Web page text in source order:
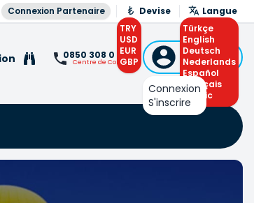
Connexion Partenaire
Devise
TRY
USD
EUR
GBP
Langue
Türkçe
English
Deutsch
Nederlands
Español
Français
Arabic
0850 308 0 308
Centre de Contact
Connexion
ou S'inscrire
Connexion
S'inscrire